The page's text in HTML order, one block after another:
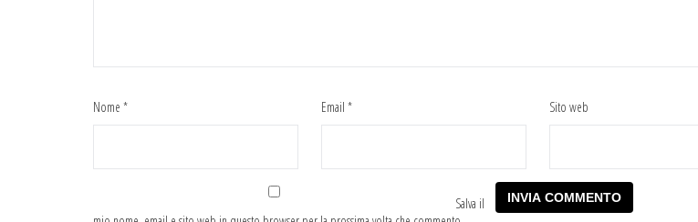
Nome * Email * Sito web
Salva il